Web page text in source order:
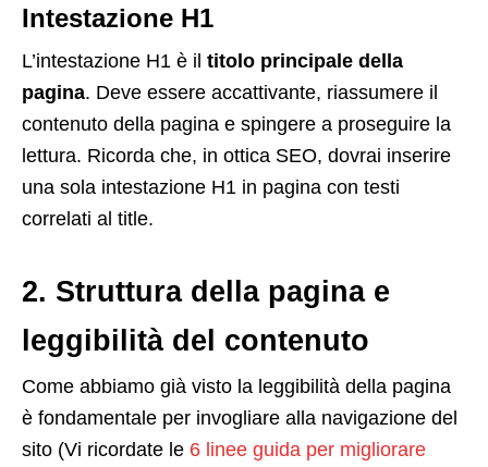
Intestazione H1
L’intestazione H1 è il titolo principale della
pagina. Deve essere accattivante, riassumere il
contenuto della pagina e spingere a proseguire la
lettura. Ricorda che, in ottica SEO, dovrai inserire
una sola intestazione H1 in pagina con testi
correlati al title.
2. Struttura della pagina e
leggibilità del contenuto
Come abbiamo già visto la leggibilità della pagina
è fondamentale per invogliare alla navigazione del
sito (Vi ricordate le 6 linee guida per migliorare